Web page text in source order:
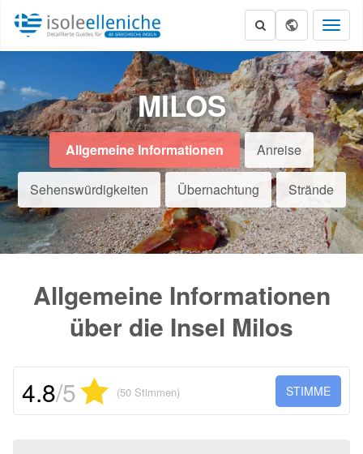
MILOS
Allgemeine Informationen Anreise
Sehenswürdigkeiten Übernachtung Strände
Allgemeine Informationen
über die Insel Milos
STIMME
4.8/5 (50 Stimmen)